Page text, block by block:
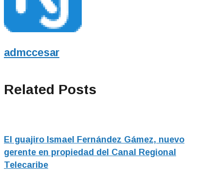
admccesar
Related Posts
El guajiro Ismael Fernández Gámez, nuevo
gerente en propiedad del Canal Regional
Telecaribe